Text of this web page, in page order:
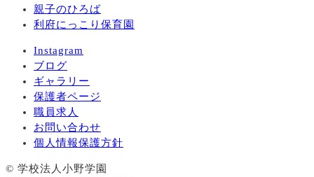
親子のひろば
利府にっこり保育園
Instagram
ブログ
ギャラリー
保護者ページ
職員求人
お問い合わせ
個人情報保護方針
© 学校法人小野学園